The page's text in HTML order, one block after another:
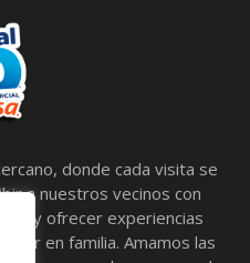
donde cada visita se
a nuestros vecinos con
y ofrecer experiencias
en familia. Amamos las